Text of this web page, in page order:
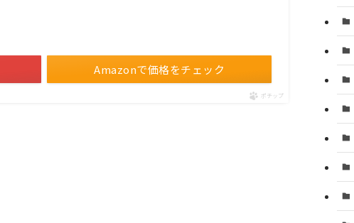
Amazonで価格をチェック
ポチップ